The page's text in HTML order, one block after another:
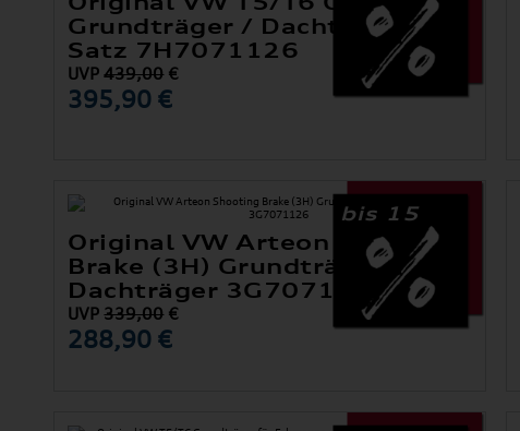
Grundträger / Dachträger-
Satz 7H7071126
UVP439,00 €
395,90 €
bis 15
Original VW Arteon Shooting
Brake (3H) Grundträger /
Dachträger 3G7071126
UVP339,00 €
288,90 €